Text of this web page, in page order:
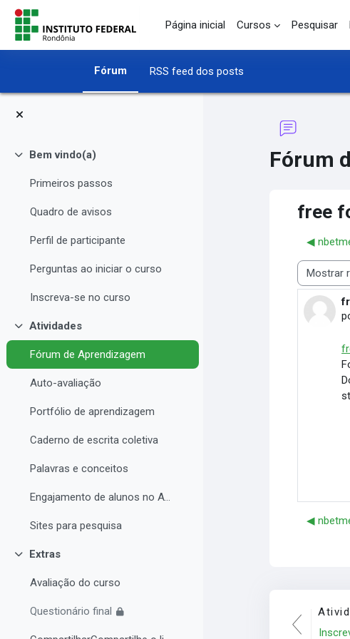
Ir para o conteúdo principal
Página inicial
Cursos Pesquisar
Fórum RSS feed dos posts
Contrair
Bem vindo(a)
Primeiros passos
Quadro de avisos
Perfil de participante
Perguntas ao iniciar o curso
Inscreva-se no curso
Contrair
Atividades
Fórum de Aprendizagem
Auto-avaliação
Portfólio de aprendizagem
Caderno de escrita coletiva
Palavras e conceitos
Engajamento de alunos no AVA e Desempenho Acadêmico
Sites para pesquisa
Contrair
Extras
Avaliação do curso
Questionário final
Fórum
free
◀︎
Modo de
◀︎